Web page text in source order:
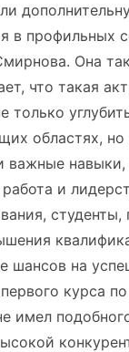
в профильных
Она
что такая
только
областях, но
важные навыки,
и
шансов на
курса
имел